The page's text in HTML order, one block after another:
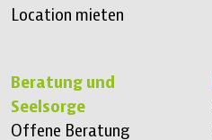
Location mieten
Beratung und
Seelsorge
Offene Beratung